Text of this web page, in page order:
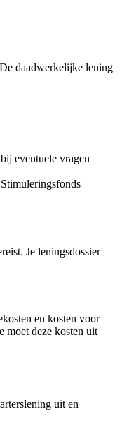
daadwerkelijke lening
eventuele vragen
Je leningsdossier
en kosten voor
moet deze kosten uit
uit en